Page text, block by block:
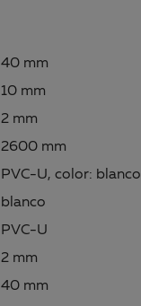
40 mm
10 mm
2 mm
2600 mm
PVC-U, color: blanco
blanco
PVC-U
2 mm
40 mm